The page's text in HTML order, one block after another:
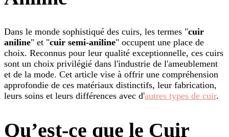
Dans le monde sophistiqué des cuirs, les termes "cuir
aniline" et "cuir semi-aniline" occupent une place de
choix. Reconnus pour leur qualité exceptionnelle, ces cuirs
sont un choix privilégié dans l'industrie de l'ameublement
et de la mode. Cet article vise à offrir une compréhension
approfondie de ces matériaux distinctifs, leur fabrication,
leurs soins et leurs différences avec d'autres types de cuir.
Qu’est-ce que le Cuir